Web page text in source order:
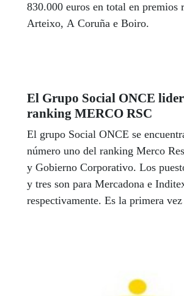
830.000 euros en total en premios
Arteixo, A Coruña e Boiro.
El Grupo Social ONCE
ranking MERCO RSC
El grupo Social ONCE se
número uno del ranking Merco
y Gobierno Corporativo. Los
y tres son para Mercadona e
respectivamente. Es la primera